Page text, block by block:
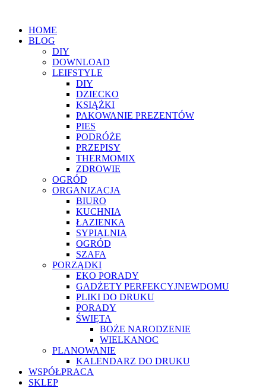
HOME
BLOG
DIY
DOWNLOAD
LEIFSTYLE
DIY
DZIECKO
KSIĄŻKI
PAKOWANIE PREZENTÓW
PIES
PODRÓŻE
PRZEPISY
THERMOMIX
ZDROWIE
OGRÓD
ORGANIZACJA
BIURO
KUCHNIA
ŁAZIENKA
SYPIALNIA
OGRÓD
SZAFA
PORZĄDKI
EKO PORADY
GADŻETY PERFEKCYJNEWDOMU
PLIKI DO DRUKU
PORADY
ŚWIĘTA
BOŻE NARODZENIE
WIELKANOC
PLANOWANIE
KALENDARZ DO DRUKU
WSPÓŁPRACA
SKLEP